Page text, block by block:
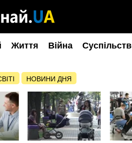
Життя Війна
НОВИНИ ДНЯ